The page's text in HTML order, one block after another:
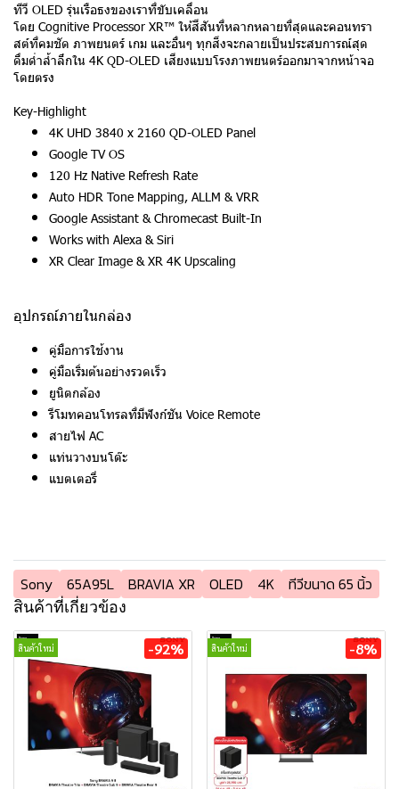
ทีวี OLED รุ่นเรือธงของเราที่ขับเคลื่อน
โดย Cognitive Processor XR™ ให้สีสันที่หลากหลายที่สุดและคอนทรา
สต์ที่คมชัด ภาพยนตร์ เกม และอื่นๆ ทุกสิ่งจะกลายเป็นประสบการณ์สุด
ดื่มด่ำล้ำลึกใน 4K QD-OLED เสียงแบบโรงภาพยนตร์ออกมาจากหน้าจอ
โดยตรง
Key-Highlight
4K UHD 3840 x 2160 QD-OLED Panel
Google TV OS
120 Hz Native Refresh Rate
Auto HDR Tone Mapping, ALLM & VRR
Google Assistant & Chromecast Built-In
Works with Alexa & Siri
XR Clear Image & XR 4K Upscaling
อุปกรณ์ภายในกล่อง
คู่มือการใช้งาน
คู่มือเริ่มต้นอย่างรวดเร็ว
ยูนิตกล้อง
รีโมทคอนโทรลที่มีฟังก์ชัน Voice Remote
สายไฟ AC
แท่นวางบนโต๊ะ
แบตเตอรี่
Sony 65A95L BRAVIA XR OLED 4K ทีวีขนาด 65 นิ้ว
สินค้าที่เกี่ยวข้อง
สินค้าใหม่ -92% สินค้าใหม่ -8%